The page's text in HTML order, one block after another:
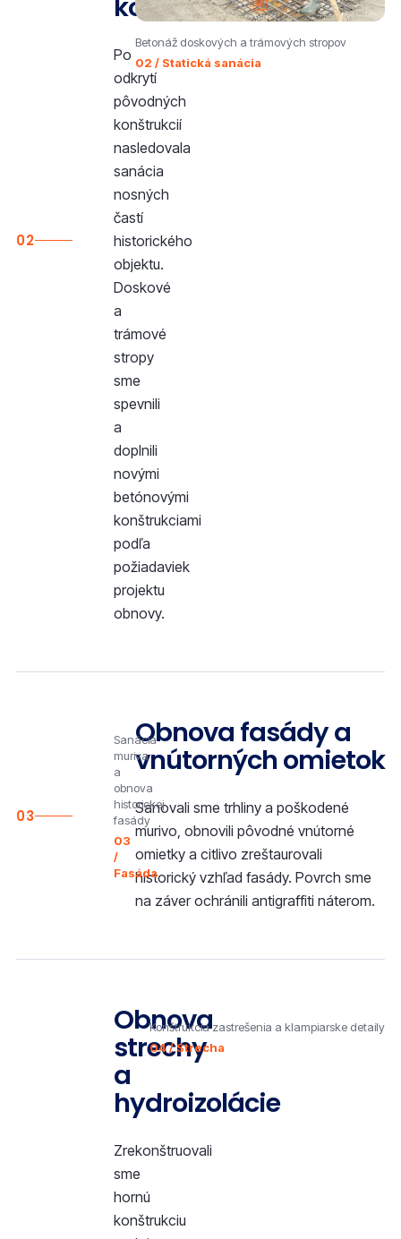
02
konštrukcie
Po
odkrytí
pôvodných
konštrukcií
nasledovala
sanácia
nosných
častí
historického
objektu.
Doskové
a
trámové
stropy
sme
spevnili
a
doplnili
novými
betónovými
konštrukciami
podľa
požiadaviek
projektu
obnovy.
Betonáž doskových a trámových stropov
02 / Statická sanácia
03
Obnova fasády a
vnútorných omietok
Sanovali sme trhliny a poškodené
murivo, obnovili pôvodné vnútorné
omietky a citlivo zreštaurovali
historický vzhľad fasády. Povrch sme
na záver ochránili antigraffiti náterom.
Sanácia
muriva
a
obnova
historickej
fasády
03
/
Fasáda
Obnova
strechy
a
hydroizolácie
Zrekonštruovali
sme
hornú
konštrukciu
Konštrukcia zastrešenia a klampiarske detaily
04 / Strecha